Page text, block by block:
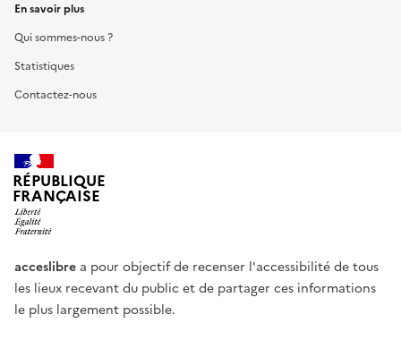
En savoir plus
Qui sommes-nous ?
Statistiques
Contactez-nous
RÉPUBLIQUE
FRANÇAISE
acceslibre a pour objectif de recenser l'accessibilité de tous
les lieux recevant du public et de partager ces informations
le plus largement possible.